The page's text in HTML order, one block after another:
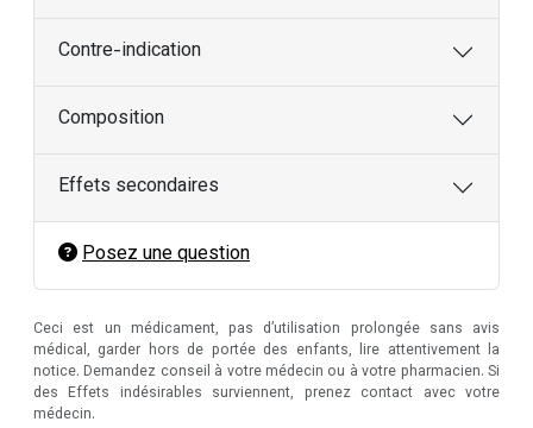
Contre-indication
Composition
Effets secondaires
Posez une question
Ceci est un médicament, pas d’utilisation prolongée sans avis
médical, garder hors de portée des enfants, lire attentivement la
notice. Demandez conseil à votre médecin ou à votre pharmacien. Si
des Effets indésirables surviennent, prenez contact avec votre
médecin.